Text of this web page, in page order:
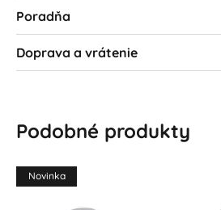
Poradňa
Doprava a vrátenie
Podobné produkty
Novinka